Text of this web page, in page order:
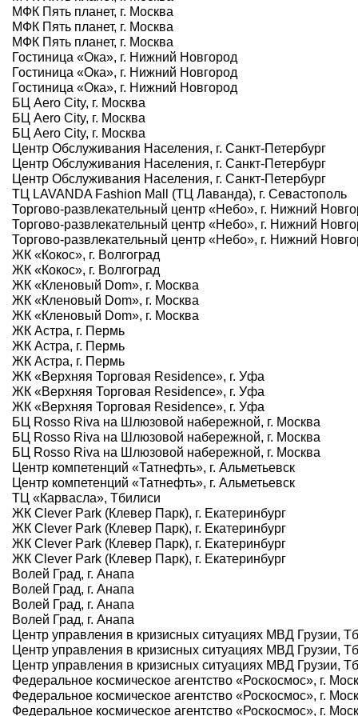
МФК Пять планет, г. Москва
МФК Пять планет, г. Москва
МФК Пять планет, г. Москва
Гостиница «Ока», г. Нижний Новгород
Гостиница «Ока», г. Нижний Новгород
Гостиница «Ока», г. Нижний Новгород
БЦ Aero City, г. Москва
БЦ Aero City, г. Москва
БЦ Aero City, г. Москва
Центр Обслуживания Населения, г. Санкт-Петербург
Центр Обслуживания Населения, г. Санкт-Петербург
Центр Обслуживания Населения, г. Санкт-Петербург
ТЦ LAVANDA Fashion Mall (ТЦ Лаванда), г. Севастополь
Торгово-развлекательный центр «Небо», г. Нижний
Торгово-развлекательный центр «Небо», г. Нижний
Торгово-развлекательный центр «Небо», г. Нижний
ЖК «Кокос», г. Волгоград
ЖК «Кокос», г. Волгоград
ЖК «Кленовый Dom», г. Москва
ЖК «Кленовый Dom», г. Москва
ЖК «Кленовый Dom», г. Москва
ЖК Астра, г. Пермь
ЖК Астра, г. Пермь
ЖК Астра, г. Пермь
ЖК «Верхняя Торговая Residence», г. Уфа
ЖК «Верхняя Торговая Residence», г. Уфа
ЖК «Верхняя Торговая Residence», г. Уфа
БЦ Rosso Riva на Шлюзовой набережной, г. Москва
БЦ Rosso Riva на Шлюзовой набережной, г. Москва
БЦ Rosso Riva на Шлюзовой набережной, г. Москва
Центр компетенций «Татнефть», г. Альметьевск
Центр компетенций «Татнефть», г. Альметьевск
ТЦ «Карвасла», Тбилиси
ЖК Clever Park (Клевер Парк), г. Екатеринбург
ЖК Clever Park (Клевер Парк), г. Екатеринбург
ЖК Clever Park (Клевер Парк), г. Екатеринбург
ЖК Clever Park (Клевер Парк), г. Екатеринбург
Волей Град, г. Анапа
Волей Град, г. Анапа
Волей Град, г. Анапа
Волей Град, г. Анапа
Центр управления в кризисных ситуациях МВД Грузии,
Центр управления в кризисных ситуациях МВД Грузии,
Центр управления в кризисных ситуациях МВД Грузии,
Федеральное космическое агентство «Роскосмос», г.
Федеральное космическое агентство «Роскосмос», г.
Федеральное космическое агентство «Роскосмос», г.